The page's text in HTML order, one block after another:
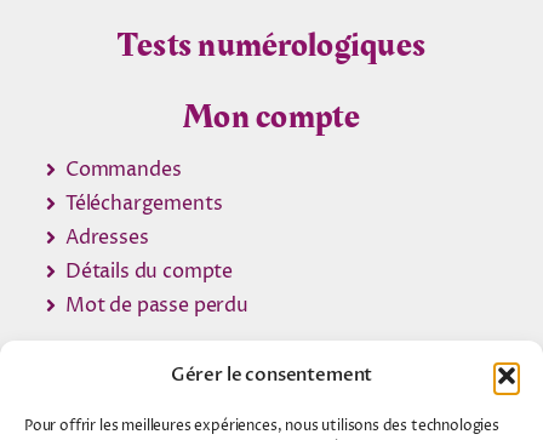
Gérer le consentement
Pour offrir les meilleures expériences, nous utilisons des technologies
Tests numérologiques
Mon compte
Commandes
Téléchargements
Adresses
Détails du compte
Mot de passe perdu
© 2007 - 2026 •Contact Voyance